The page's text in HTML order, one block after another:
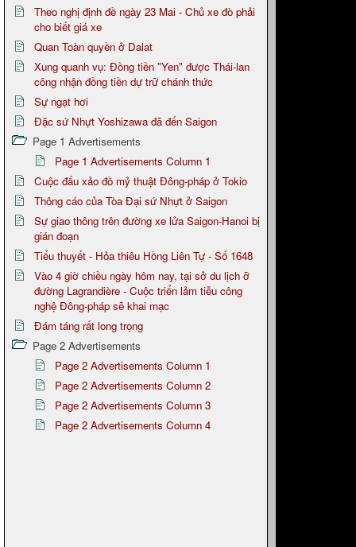
Theo nghị định đề ngày 23 Mai - Chủ xe đò phải
cho biết giá xe
Quan Toàn quyền ở Dalat
Xung quanh vụ: Đồng tiền "Yen" được Thái-lan
công nhận đồng tiền dự trữ chánh thức
Sự ngạt hơi
Đặc sứ Nhựt Yoshizawa đã đến Saigon
Page 1 Advertisements
Page 1 Advertisements Column 1
Cuộc đấu xảo đồ mỷ thuật Đông-pháp ở Tokio
Thông cáo của Tòa Đại sứ Nhựt ở Saigon
Sự giao thông trên đường xe lửa Saigon-Hanoi bị
gián đoạn
Tiểu thuyết - Hỏa thiêu Hồng Liên Tự - Số 1648
Vào 4 giờ chiều ngày hôm nay, tại sở du lịch ỡ
đường Lagrandière - Cuộc triển lảm tiễu công
nghệ Đông-pháp sẽ khai mạc
Đám táng rất long trọng
Page 2 Advertisements
Page 2 Advertisements Column 1
Page 2 Advertisements Column 2
Page 2 Advertisements Column 3
Page 2 Advertisements Column 4